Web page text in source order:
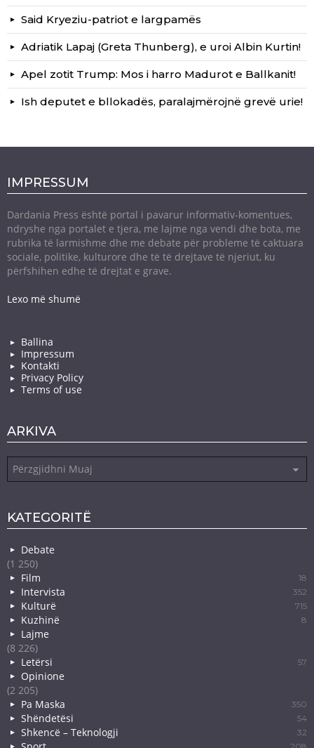
Said Kryeziu-patriot e largpamës
Adriatik Lapaj (Greta Thunberg), e uroi Albin Kurtin!
Apel zotit Trump: Mos i harro Madurot e Ballkanit!
Ish deputet e bllokadës, paralajmërojnë grevë urie!
IMPRESSUM
Dardania Press është portal i pavarur informativ-komentues,
ndryshe nga portalet e tjera, me lajme nga vendi dhe bota, me
rubrika të larmishme dhe me debate për probleme të caktuara
sociale, politike, kulturore dhe të të drejtave të njeriut, ku
përfshihen edhe të drejtat e grave.
Lexo më shumë
Ballina
Impressum
Kontakti
Privacy Policy
Terms of use
ARKIVA
KATEGORITË
Debate
(1 250)
Film
18
Intervista 352
Kulturë 715
Kuzhinë 8
Lajme
(8 226)
Letërsi
57
Opinione
(2 205)
Pa Maska
350
Shëndetësi 54
Shkencë – Teknologji 32